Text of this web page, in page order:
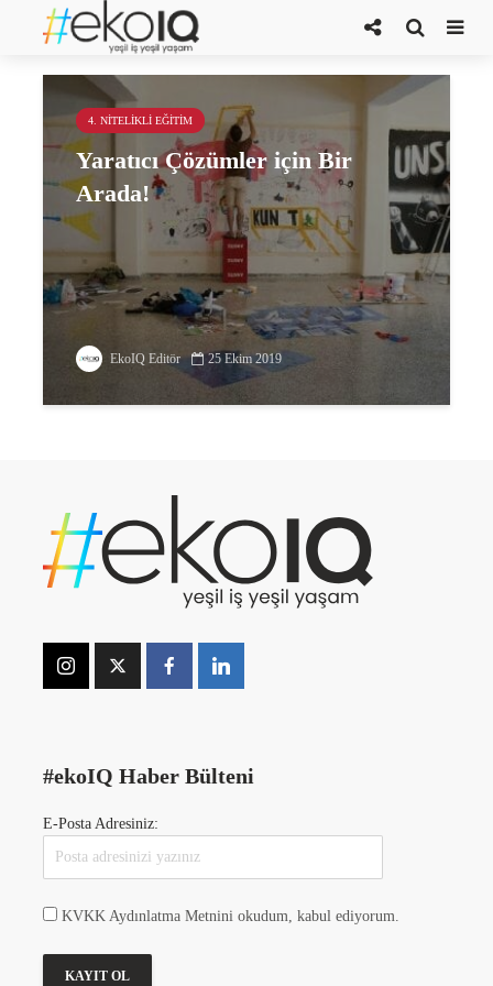
Connect for Creativity
4. NITELIKLI EĞITIM
Yaratıcı Çözümler için Bir
Arada!
EkoIQ Editör 25 Ekim 2019
#ekoIQ Haber Bülteni
E-Posta Adresiniz:
KVKK Aydınlatma Metnini okudum, kabul ediyorum.